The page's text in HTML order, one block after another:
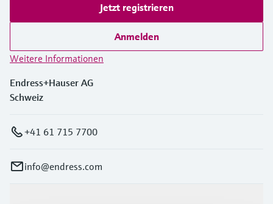
Jetzt registrieren
Anmelden
Weitere Informationen
Endress+Hauser AG
Schweiz
+41 61 715 7700
info@endress.com